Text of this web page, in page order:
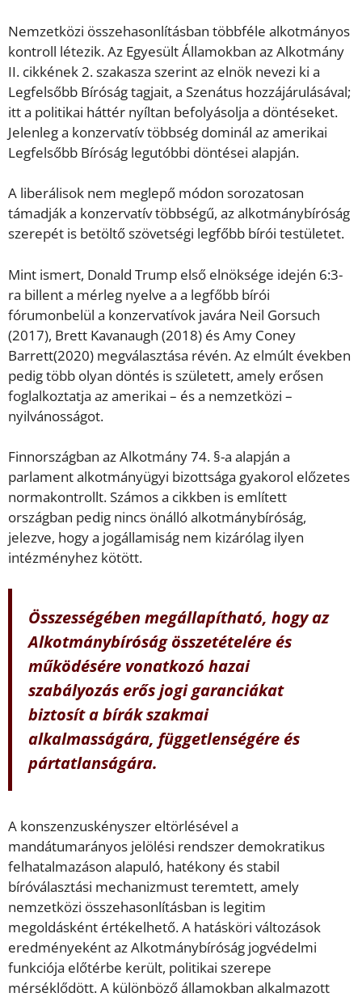
Nemzetközi összehasonlításban többféle alkotmányos
kontroll létezik. Az Egyesült Államokban az Alkotmány
II. cikkének 2. szakasza szerint az elnök nevezi ki a
Legfelsőbb Bíróság tagjait, a Szenátus hozzájárulásával;
itt a politikai háttér nyíltan befolyásolja a döntéseket.
Jelenleg a konzervatív többség dominál az amerikai
Legfelsőbb Bíróság legutóbbi döntései alapján.
A liberálisok nem meglepő módon sorozatosan
támadják a konzervatív többségű, az alkotmánybíróság
szerepét is betöltő szövetségi legfőbb bírói testületet.
Mint ismert, Donald Trump első elnöksége idején 6:3-
ra billent a mérleg nyelve a a legfőbb bírói
fórumonbelül a konzervatívok javára Neil Gorsuch
(2017), Brett Kavanaugh (2018) és Amy Coney
Barrett(2020) megválasztása révén. Az elmúlt években
pedig több olyan döntés is született, amely erősen
foglalkoztatja az amerikai – és a nemzetközi –
nyilvánosságot.
Finnországban az Alkotmány 74. §-a alapján a
parlament alkotmányügyi bizottsága gyakorol előzetes
normakontrollt. Számos a cikkben is említett
országban pedig nincs önálló alkotmánybíróság,
jelezve, hogy a jogállamiság nem kizárólag ilyen
intézményhez kötött.
Összességében megállapítható, hogy az
Alkotmánybíróság összetételére és
működésére vonatkozó hazai
szabályozás erős jogi garanciákat
biztosít a bírák szakmai
alkalmasságára, függetlenségére és
pártatlanságára.
A konszenzuskényszer eltörlésével a
mandátumarányos jelölési rendszer demokratikus
felhatalmazáson alapuló, hatékony és stabil
bíróválasztási mechanizmust teremtett, amely
nemzetközi összehasonlításban is legitim
megoldásként értékelhető. A hatásköri változások
eredményeként az Alkotmánybíróság jogvédelmi
funkciója előtérbe került, politikai szerepe
mérséklődött. A különböző államokban alkalmazott